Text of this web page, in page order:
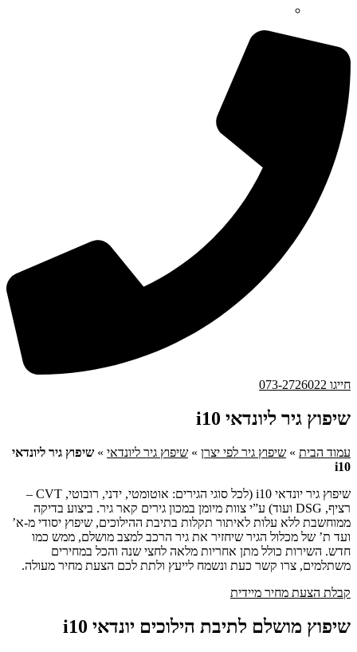
חייגו 073-2726022
שיפוץ גיר ליונדאי i10
עמוד הבית » שיפוץ גיר לפי יצרן » שיפוץ גיר ליונדאי » שיפוץ גיר ליונדאי
i10
שיפוץ גיר יונדאי i10 (לכל סוגי הגירים: אוטומטי, ידני, רובוטי, CVT –
רציף, DSG ועוד) ע”י צוות מיומן במכון גירים קאר גיר. ביצוע בדיקה
ממוחשבת ללא עלות לאיתור תקלות בתיבת ההילוכים, שיפוץ יסודי מ-א’
ועד ת’ של מכלול הגיר שיחזיר את גיר הרכב למצב מושלם, ממש כמו
חדש. השירות כולל מתן אחריות מלאה לחצי שנה והכל במחירים
משתלמים, צרו קשר כעת ונשמח לייעץ ולתת לכם הצעת מחיר מעולה.
קבלת הצעת מחיר מיידית
שיפוץ מושלם לתיבת הילוכים יונדאי i10